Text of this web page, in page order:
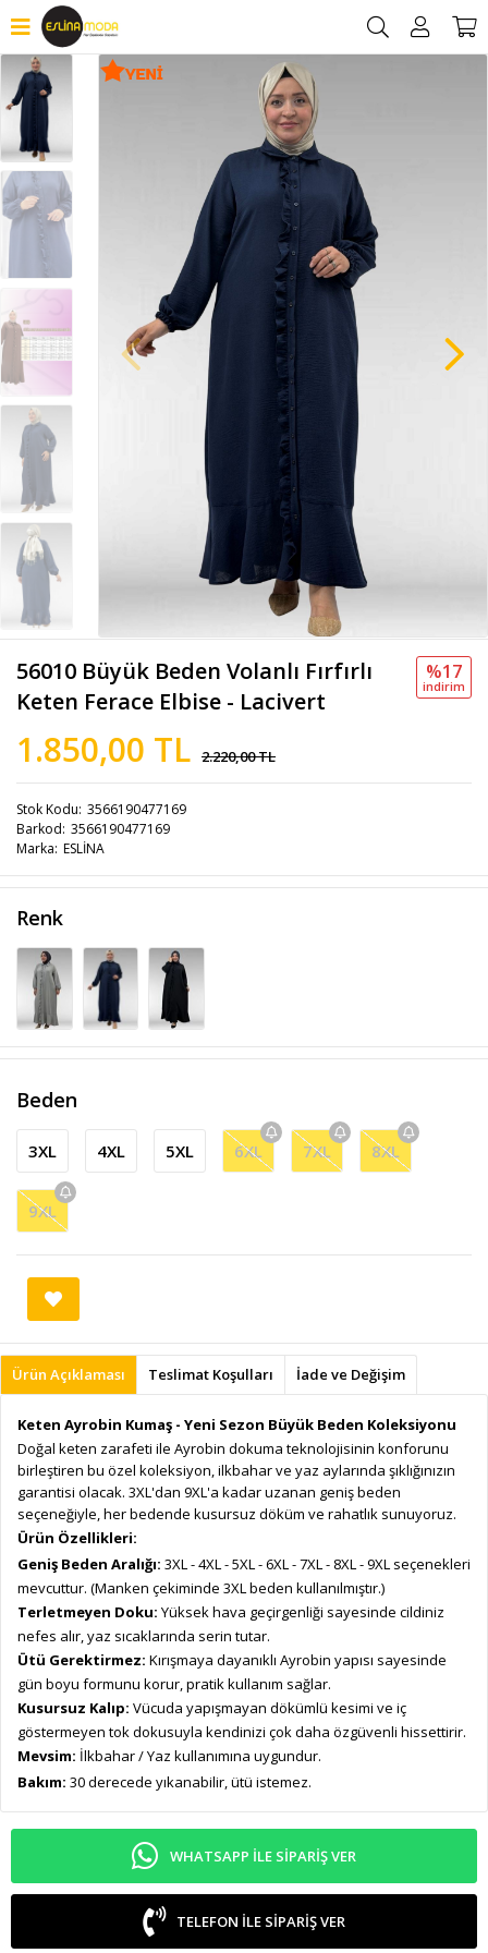
56010 Büyük Beden Volanlı Fırfırlı
Keten Ferace Elbise - Lacivert
1.850,00 TL 2.220,00 TL
%17
i̇ndi̇ri̇m
Stok Kodu 3566190477169
Barkod 3566190477169
Marka ESLİNA
Renk
Beden
3XL 4XL 5XL 6XL 7XL 8XL
9XL
Ürün Açıklaması Teslimat Koşulları İade ve Değişim
Keten Ayrobin Kumaş - Yeni Sezon Büyük Beden Koleksiyonu
Doğal keten zarafeti ile Ayrobin dokuma teknolojisinin konforunu
birleştiren bu özel koleksiyon, ilkbahar ve yaz aylarında şıklığınızın
garantisi olacak. 3XL'dan 9XL'a kadar uzanan geniş beden
seçeneğiyle, her bedende kusursuz döküm ve rahatlık sunuyoruz.
Ürün Özellikleri:
Geniş Beden Aralığı: 3XL - 4XL - 5XL - 6XL - 7XL - 8XL - 9XL seçenekleri
mevcuttur. (Manken çekiminde 3XL beden kullanılmıştır.)
Terletmeyen Doku: Yüksek hava geçirgenliği sayesinde cildiniz
nefes alır, yaz sıcaklarında serin tutar.
Ütü Gerektirmez: Kırışmaya dayanıklı Ayrobin yapısı sayesinde
gün boyu formunu korur, pratik kullanım sağlar.
Kusursuz Kalıp: Vücuda yapışmayan dökümlü kesimi ve iç
göstermeyen tok dokusuyla kendinizi çok daha özgüvenli hissettirir.
Mevsim: İlkbahar / Yaz kullanımına uygundur.
Bakım: 30 derecede yıkanabilir, ütü istemez.
WHATSAPP ILE SIPARIŞ VER
TELEFON ILE SIPARIŞ VER